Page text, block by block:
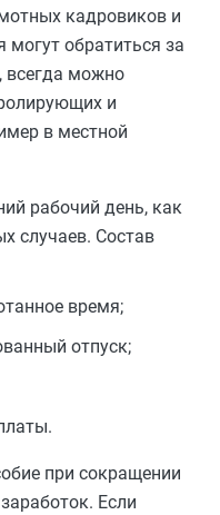
кадровиков и
обратиться за
всегда можно
и
в местной
рабочий день, как
случаев. Состав
время;
отпуск;
при сокращении
Если